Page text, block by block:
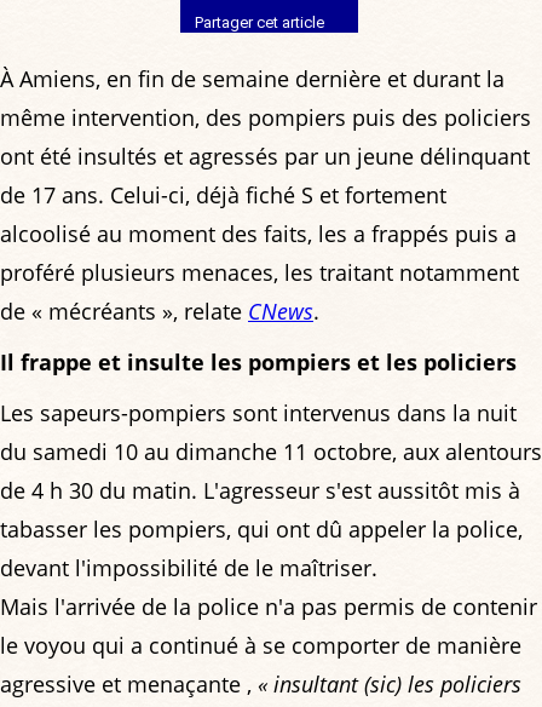
Partager cet article
À Amiens, en fin de semaine dernière et durant la
même intervention, des pompiers puis des policiers
ont été insultés et agressés par un jeune délinquant
de 17 ans. Celui-ci, déjà fiché S et fortement
alcoolisé au moment des faits, les a frappés puis a
proféré plusieurs menaces, les traitant notamment
de « mécréants », relate CNews.
Il frappe et insulte les pompiers et les policiers
Les sapeurs-pompiers sont intervenus dans la nuit
du samedi 10 au dimanche 11 octobre, aux alentours
de 4 h 30 du matin. L'agresseur s'est aussitôt mis à
tabasser les pompiers, qui ont dû appeler la police,
devant l'impossibilité de le maîtriser.
Mais l'arrivée de la police n'a pas permis de contenir
le voyou qui a continué à se comporter de manière
agressive et menaçante , « insultant (sic) les policiers